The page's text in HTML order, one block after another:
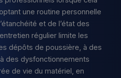
une routine personnelle
et de l’état des
régulier limite les
dépôts de poussière, à des
des dysfonctionnements
de vie du matériel, en